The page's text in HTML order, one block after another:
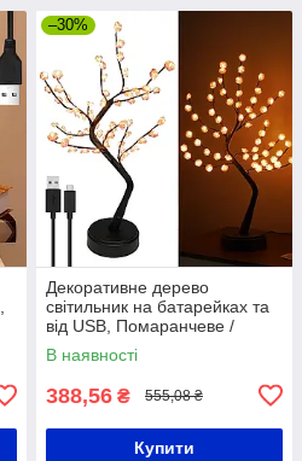
–30%
Декоративне дерево
світильник на батарейках та
від USB, Помаранчеве /
Настільний світильник нічник
В наявності
388,56 ₴ 555,08 ₴
Купити